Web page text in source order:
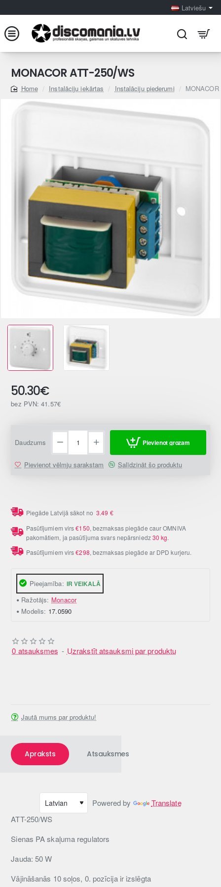
Latviešu
MONACOR ATT-250/WS
home
Instalāciju iekārtas Instalāciju piederumi
Pieejamība: IR VEIKALĀ
Ražotājs: Monacor
Modelis: 17.0590
0 atsauksmes - Uzrakstīt atsauksmi par produktu
50.30€
bez PVN: 41.57€
Daudzums Pievienot grozam
Pievienot vēlmju sarakstam Salīdzināt šo produktu
Piegāde Latvijā sākot no3.49 €
Pasūtījumiem virs€150, bezmaksas piegāde caur OMNIVA
pakomātiem, ja pasūtījuma svars nepārsniedz30 kg.
Pasūtījumiem virs€298, bezmaksas piegāde ar DPD kurjeru.
Jautā mums par produktu!
Apraksts Atsauksmes
Powered by
Translate
ATT-250/WS
Sienas PA skaļuma regulators
Jauda: 50 W
Vājināšanās 10 soļos, 0. pozīcija ir izslēgta